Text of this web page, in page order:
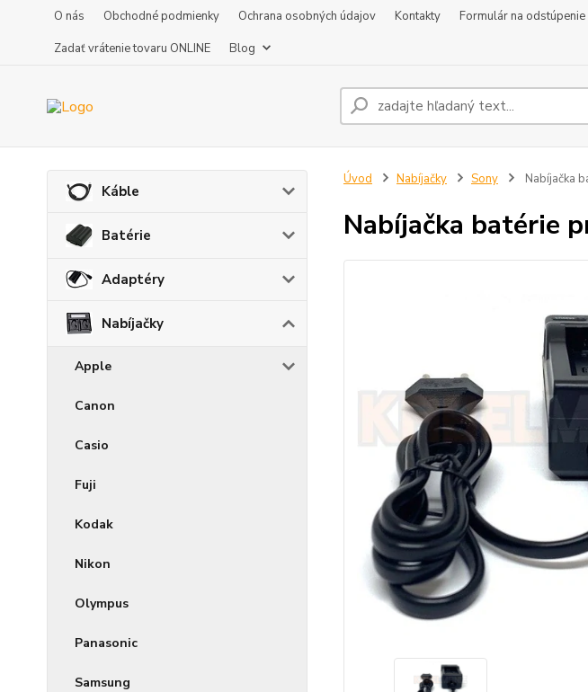
O nás Obchodné podmienky Ochrana osobných údajov Kontakty Formulár na odstúpenie
Zadať vrátenie tovaru ONLINE
Blog
Káble
Batérie
Adaptéry
Nabíjačky
Apple
Canon
Casio
Fuji
Kodak
Nikon
Olympus
Panasonic
Samsung
Úvod Nabíjačky Sony Nabíjačka
Nabíjačka batérie